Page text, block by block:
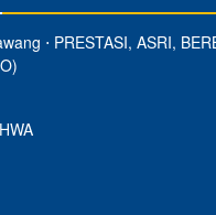
⋅ PRESTASI, ASRI,